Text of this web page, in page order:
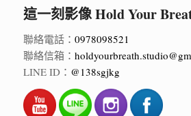
這一刻影像 Hold Your
聯絡電話： 0978098521
聯絡信箱：
LINE ID： @138sgjkg